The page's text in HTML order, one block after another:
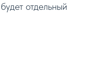
отдельный